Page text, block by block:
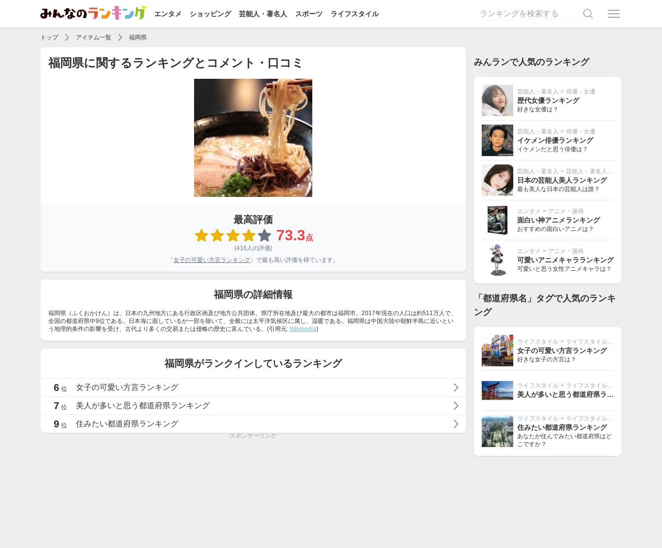
エンタメ ショッピング 芸能人・著名人 スポーツ ライフスタイル
トップ アイテム一覧 福岡県
福岡県に関するランキングとコメント・口コミ
最高評価
73.3点
(416人の評価)
「 女子の可愛い方言ランキング 」で最も高い評価を得ています。
福岡県の詳細情報
福岡県（ふくおかけん）は、日本の九州地方にある行政区画及び地方公共団体。県庁所在地及び最大の都市は福岡市。2017年現在の人口は約511万人で、
全国の都道府県中9位である。日本海に面しているが一部を除いて、全般には太平洋気候区に属し、温暖である。福岡県は中国大陸や朝鮮半島に近いとい
う地理的条件の影響を受け、古代より多くの交易または侵略の歴史に富んでいる。(引用元: Wikipedia)
福岡県がランクインしているランキング
6 位 女子の可愛い方言ランキング
7 位 美人が多いと思う都道府県ランキング
9 位 住みたい都道府県ランキング
スポンサーリンク
みんランで人気のランキング
芸能人・著名人 > 俳優・女優
歴代女優ランキング
好きな女優は？
芸能人・著名人 > 俳優・女優
イケメン俳優ランキング
イケメンだと思う俳優は？
芸能人・著名人 > 芸能人・著名人その他
日本の芸能人美人ランキング
最も美人な日本の芸能人は誰？
エンタメ > アニメ・漫画
面白い神アニメランキング
おすすめの面白いアニメは？
エンタメ > アニメ・漫画
可愛いアニメキャラランキング
可愛いと思う女性アニメキャラは？
「都道府県名」タグで人気のランキ
ング
ライフスタイル > ライフスタイルその他
女子の可愛い方言ランキング
好きな女子の方言は？
ライフスタイル > ライフスタイルその他
美人が多いと思う都道府県ランキング
ライフスタイル > ライフスタイルその他
住みたい都道府県ランキング
あなたが住んでみたい都道府県はど
こですか？